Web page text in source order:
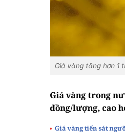
Giá vàng tăng hơn 1
Giá vàng trong
đồng/lượng, cao
Giá vàng tiến sát